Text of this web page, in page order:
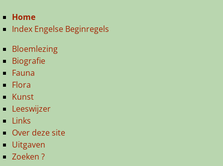
Home
Index Engelse Beginregels
Bloemlezing
Biografie
Fauna
Flora
Kunst
Leeswijzer
Links
Over deze site
Uitgaven
Zoeken ?